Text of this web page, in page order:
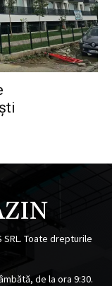
SRL. Toate drepturile
de la ora 9:30.